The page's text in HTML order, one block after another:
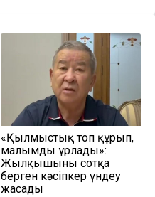
«Қылмыстық топ құрып,
малымды ұрлады»:
Жылқышыны сотқа
берген кәсіпкер үндеу
жасады